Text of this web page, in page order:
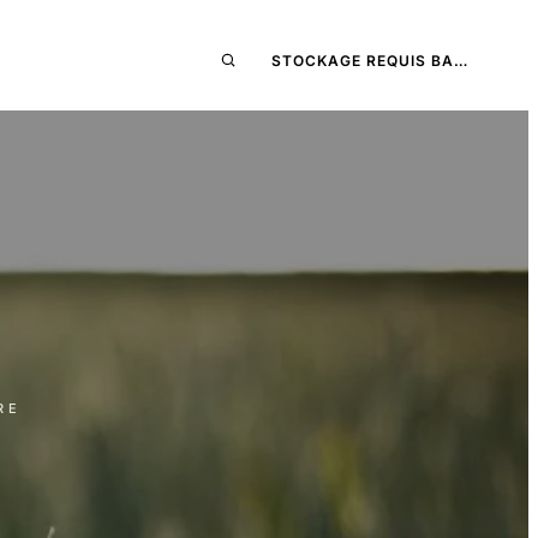
STOCKAGE REQUIS BA…